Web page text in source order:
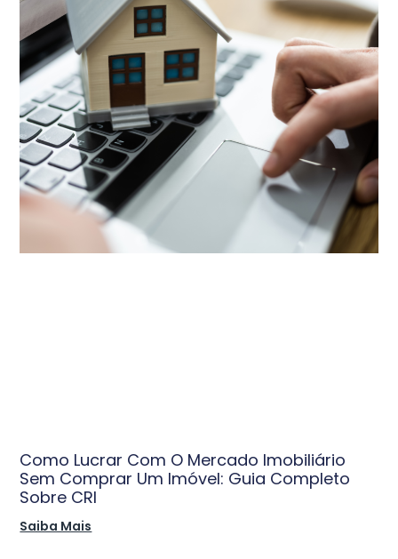
Como Lucrar Com O Mercado Imobiliário
Sem Comprar Um Imóvel: Guia Completo
Sobre CRI
Saiba Mais